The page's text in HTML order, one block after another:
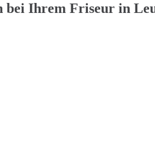
bei Ihrem Friseur in